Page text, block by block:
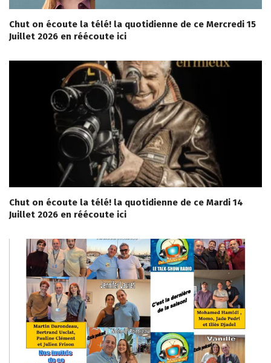
Chut on écoute la télé! la quotidienne de ce Mercredi 15
Juillet 2026 en réécoute ici
Chut on écoute la télé! la quotidienne de ce Mardi 14
Juillet 2026 en réécoute ici